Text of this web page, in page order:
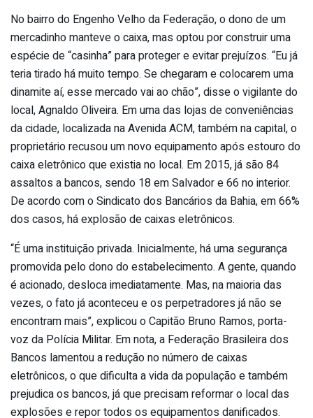
No bairro do Engenho Velho da Federação, o dono de um
mercadinho manteve o caixa, mas optou por construir uma
espécie de “casinha” para proteger e evitar prejuízos. “Eu já
teria tirado há muito tempo. Se chegaram e colocarem uma
dinamite aí, esse mercado vai ao chão”, disse o vigilante do
local, Agnaldo Oliveira. Em uma das lojas de conveniências
da cidade, localizada na Avenida ACM, também na capital, o
proprietário recusou um novo equipamento após estouro do
caixa eletrônico que existia no local. Em 2015, já são 84
assaltos a bancos, sendo 18 em Salvador e 66 no interior.
De acordo com o Sindicato dos Bancários da Bahia, em 66%
dos casos, há explosão de caixas eletrônicos.
“É uma instituição privada. Inicialmente, há uma segurança
promovida pelo dono do estabelecimento. A gente, quando
é acionado, desloca imediatamente. Mas, na maioria das
vezes, o fato já aconteceu e os perpetradores já não se
encontram mais”, explicou o Capitão Bruno Ramos, porta-
voz da Polícia Militar. Em nota, a Federação Brasileira dos
Bancos lamentou a redução no número de caixas
eletrônicos, o que dificulta a vida da população e também
prejudica os bancos, já que precisam reformar o local das
explosões e repor todos os equipamentos danificados.